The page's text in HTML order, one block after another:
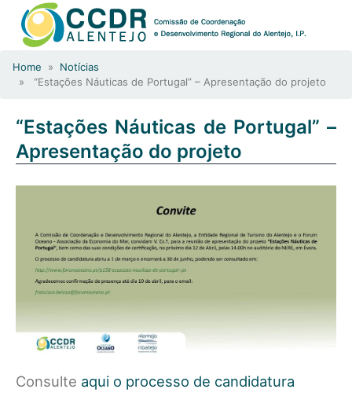
Home » Notícias
» “Estações Náuticas de Portugal” – Apresentação do projeto
“Estações Náuticas de Portugal” –
Apresentação do projeto
Consulte aqui o processo de candidatura